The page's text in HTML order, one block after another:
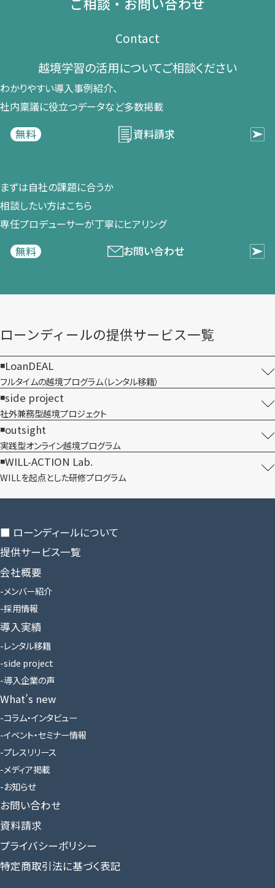
Contact
越境学習の​活用に​ついて​ご相談ください​
わかりやすい導入事例紹介、​
社内稟議に​役立つデータなど​多数掲載
無料
資料請求
まずは​自社の​課題に​合うか​
相談したい方は​こちら
専任プロデューサーが​丁寧に​ヒアリング
無料
お問い合わせ
ローンディールの​提供サービス一覧
LoanDEAL
フルタイムの越境プログラム​（レンタル移籍）
side project
社外兼務型​越境プロジェクト
outsight
実践型オンライン​越境プログラム
WILL-ACTION Lab.
WILLを​起点とした​研修プログラム
■ ローンディールに​ついて
提供サービス一覧
会社概要
メンバー紹介
採用情報
導入実績
レンタル移籍
side project
導入企業の声
What’s new
コラム・インタビュー
イベント・セミナー情報
プレスリリース
メディア掲載
お知らせ
お問い合わせ
資料請求
プライバシーポリシー
特定商取引法に基づく表記